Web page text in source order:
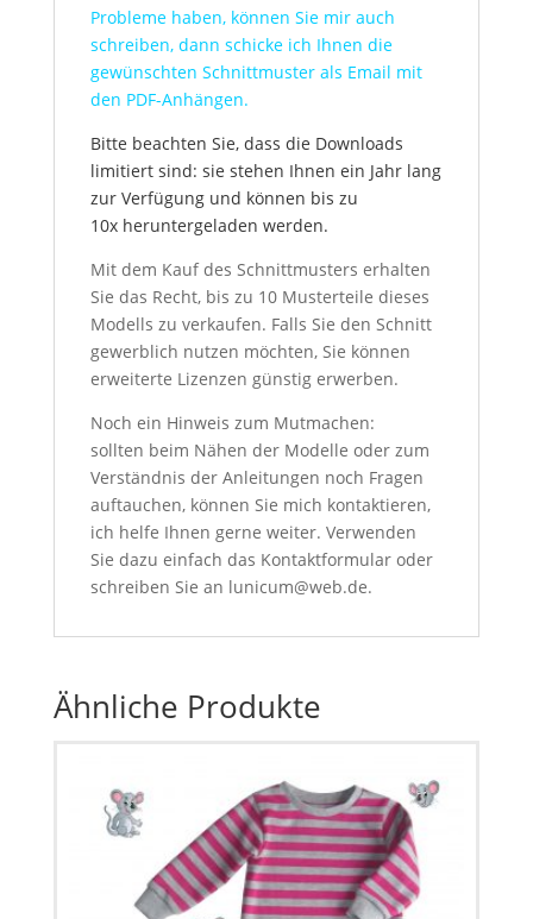
Probleme haben, können Sie mir auch
schreiben, dann schicke ich Ihnen die
gewünschten Schnittmuster als Email mit
den PDF-Anhängen.
Bitte beachten Sie, dass die Downloads
limitiert sind: sie stehen Ihnen ein Jahr lang
zur Verfügung und können bis zu
10x heruntergeladen werden.
Mit dem Kauf des Schnittmusters erhalten
Sie das Recht, bis zu 10 Musterteile dieses
Modells zu verkaufen. Falls Sie den Schnitt
gewerblich nutzen möchten, Sie können
erweiterte Lizenzen günstig erwerben.
Noch ein Hinweis zum Mutmachen:
sollten beim Nähen der Modelle oder zum
Verständnis der Anleitungen noch Fragen
auftauchen, können Sie mich kontaktieren,
ich helfe Ihnen gerne weiter. Verwenden
Sie dazu einfach das Kontaktformular oder
schreiben Sie an lunicum@web.de.
Ähnliche Produkte